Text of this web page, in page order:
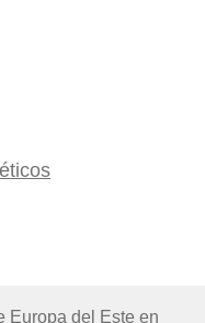
Europa del Este en